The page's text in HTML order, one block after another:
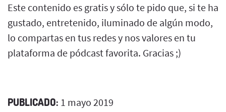
Este contenido es gratis y sólo te pido que, si te ha
gustado, entretenido, iluminado de algún modo,
lo compartas en tus redes y nos valores en tu
plataforma de pódcast favorita. Gracias ;)
PUBLICADO: 1 mayo 2019